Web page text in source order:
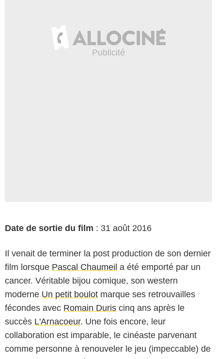
Date de sortie du film : 31 août 2016
Il venait de terminer la post production de son dernier
film lorsque Pascal Chaumeil a été emporté par un
cancer. Véritable bijou comique, son western
moderne Un petit boulot marque ses retrouvailles
fécondes avec Romain Duris cinq ans après le
succès L'Arnacoeur. Une fois encore, leur
collaboration est imparable, le cinéaste parvenant
comme personne à renouveler le jeu (impeccable) de